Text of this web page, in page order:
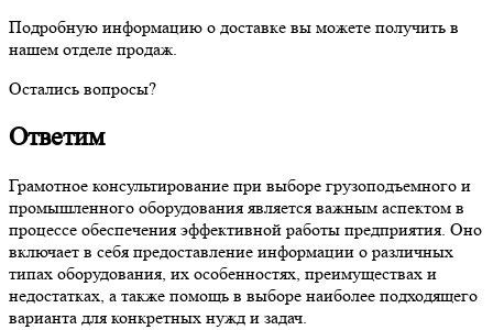
Подробную информацию о доставке вы можете получить в
нашем отделе продаж.
Остались вопросы?
Ответим
Грамотное консультирование при выборе грузоподъемного и
промышленного оборудования является важным аспектом в
процессе обеспечения эффективной работы предприятия. Оно
включает в себя предоставление информации о различных
типах оборудования, их особенностях, преимуществах и
недостатках, а также помощь в выборе наиболее подходящего
варианта для конкретных нужд и задач.